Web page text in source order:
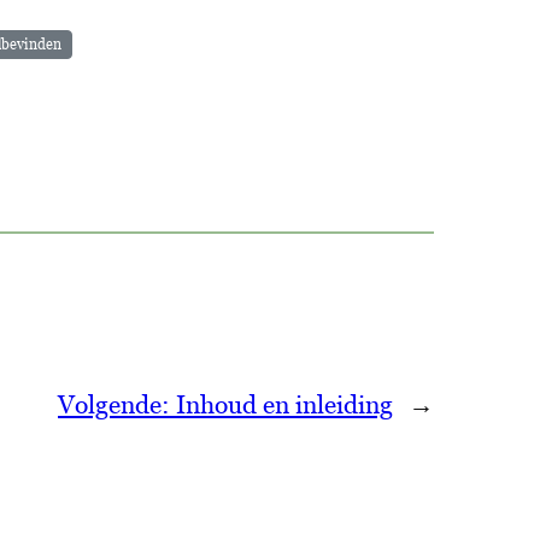
Volgende: Inhoud en inleiding →